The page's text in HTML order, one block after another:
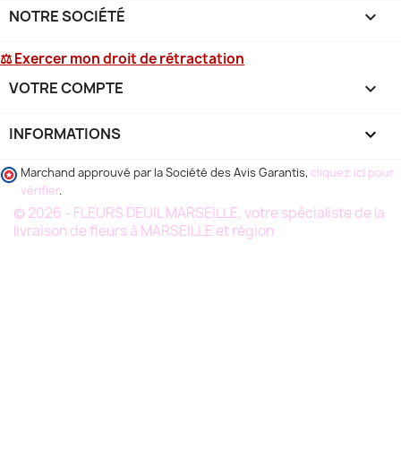
NOTRE SOCIÉTÉ 
⚖ Exercer mon droit de rétractation
VOTRE COMPTE 
INFORMATIONS keyboard_arrow_down
Marchand approuvé par la Société des Avis Garantis, cliquez ici pour
vérifier.
© 2026 - FLEURS DEUIL MARSEILLE, votre spécialiste de la
livraison de fleurs à MARSEILLE et région